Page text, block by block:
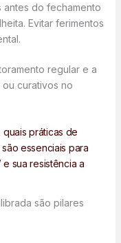
do fechamento
Evitar ferimentos
regular e a
curativos no
práticas de
essenciais para
e sua resistência a
são pilares